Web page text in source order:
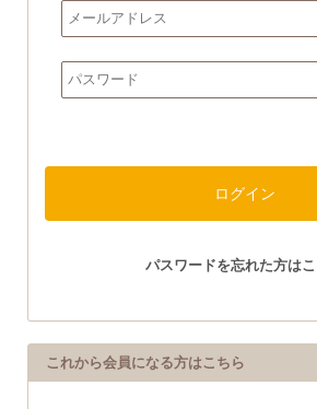
パスワードを忘れた方は
これから会員になる方はこちら